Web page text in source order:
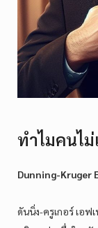
ทำไมคนไม่
Dunning-Kruger
ดันนิ่ง-ครูเกอร์ เอ